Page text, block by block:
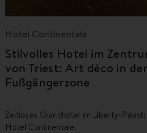
Hotel Continentale
Stilvolles Hotel im
von Triest: Art déco in der
Fußgängerzone
Zeitloses Grandhotel im Liberty-Palast:
Hotel Continentale.